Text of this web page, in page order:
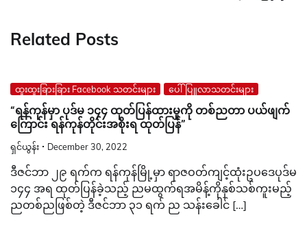
Related Posts
ထူးထူးခြားခြား Facebook သတင်းများ ပေါ်ပြူလာသတင်းများ
“ရန်ကုန်မှာ ပုဒ်မ ၁၄၄ ထုတ်ပြန်ထားမှုကို တစ်ညတာ ပယ်ဖျက်
ကြောင်း ရန်ကုန်တိုင်းအစိုးရ ထုတ်ပြန်”
ရှင်ယွန်း December 30, 2022
ဒီဇင်ဘာ ၂၉ ရက်က ရန်ကုန်မြို့မှာ ရာဇဝတ်ကျင့်ထုံးဥပဒေပုဒ်မ
၁၄၄ အရ ထုတ်ပြန်ခဲ့သည့် ညမထွက်ရအမိန့်ကိုနှစ်သစ်ကူးမည့်
ညတစ်ညဖြစ်တဲ့ ဒီဇင်ဘာ ၃၁ ရက် ည သန်းခေါင် […]